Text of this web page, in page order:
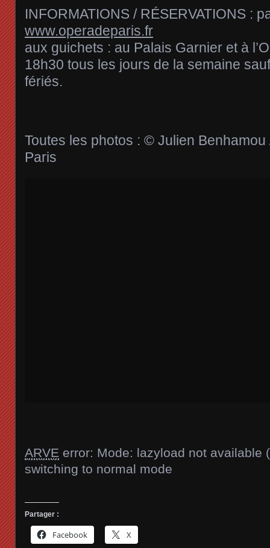
INFORMATIONS / RÉSERVATIONS :
www.operadeparis.fr
aux guichets : au Palais Garnier et à
18h30 tous les jours de la semaine
fériés.
Toutes les photos : © Julien
Paris
ARVE error: Mode: lazyload not available
switching to normal mode
Partager :
Facebook X